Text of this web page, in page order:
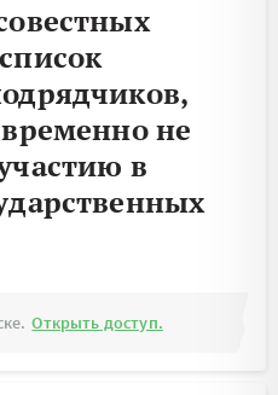
не
в
Открыть доступ.